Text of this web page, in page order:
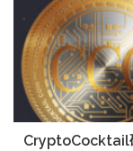
CryptoCocktail